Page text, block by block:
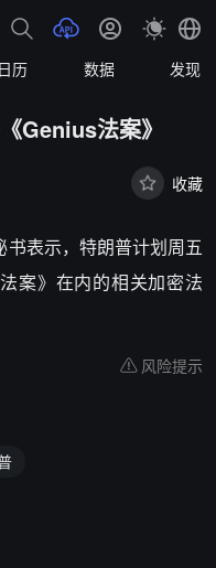
日历 数据 发现
Genius法案》
收藏
表示，特朗普计划周五
案》在内的相关加密法
风险提示